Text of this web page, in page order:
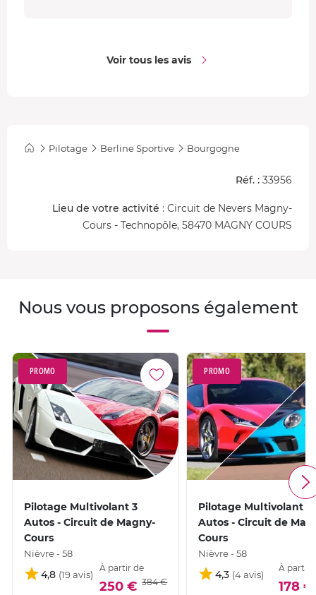
Voir tous les avis
Pilotage Berline Sportive Bourgogne
Réf. : 33956
Lieu de votre activité : Circuit de Nevers Magny-
Cours - Technopôle, 58470 MAGNY COURS
Nous vous proposons également
PROMO
Pilotage Multivolant 3
Autos - Circuit de Magny-
Cours
Nièvre - 58
4,8
À partir de
250 € 384 €
PROMO
Pilotage Multivolant 2
Autos - Circuit de
Cours
Nièvre - 58
4,3
À partir
178 €